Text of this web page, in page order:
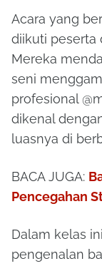
Acara yang
diikuti peserta
Mereka
seni
profesional
dikenal
luasnya di
BACA JUGA:
Pencegahan
Dalam kelas
pengenalan